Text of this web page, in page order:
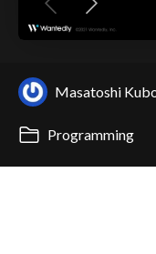
Masatoshi
Programming